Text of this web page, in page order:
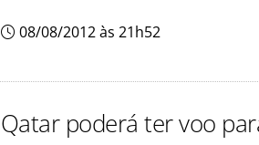
08/08/2012 às 21h52
Qatar poderá ter voo